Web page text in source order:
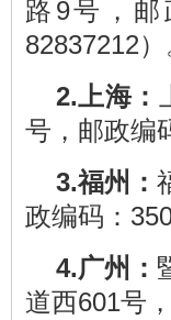
路9号，邮
82837212）
2.上海 ：
号，邮政编
3.福州 ：
政编码：
4.广州 ：
道西601号